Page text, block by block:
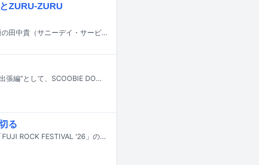
ZURU-ZURU
「つけめん・中華そば 玉 -GYOKU-」の代表・玉川正視氏とラーメン通の田中貴（サニーデイ・サービス）がレーベル「ZURU-ZURU RECORDS」（ズルズルレコーズ）を設立。第1弾リリース作品として、玉川氏がボーカルを務めるロックバンド・THE BYE BYESの1stミニアルバム「THE BYE BYES」が明日7月7日に配信リリースされる。
京都のアイドルグループ・きのホ。の主催企画「THE 京月観」の“東京出張編”として、SCOOBIE DOとのツーマンライブが8月10日に開催されることが決定した。
る
7月24日から26日まで新潟・苗場スキー場で行われる野外音楽フェス「FUJI ROCK FESTIVAL '26」のタイムテーブルが公開された。